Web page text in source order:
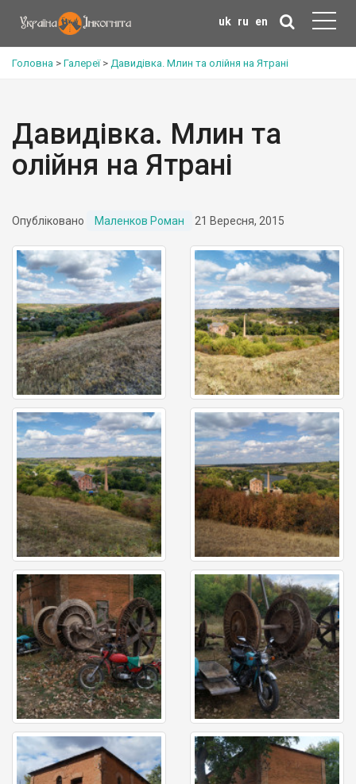
uk ru en
Головна > Галереї> Давидівка. Млин та олійня на Ятрані
Давидівка. Млин та
олійня на Ятрані
Опубліковано Маленков Роман 21 Вересня, 2015